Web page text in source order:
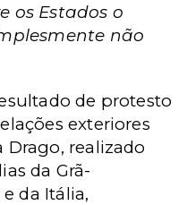
os Estados o
não
de protesto
exteriores
Drago, realizado
da Grã-
da Itália,